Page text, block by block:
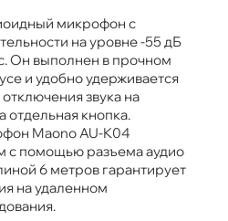
микрофон с
на уровне -55 дБ
Он выполнен в прочном
и удобно удерживается
звука на
отдельная кнопка.
Maono AU-K04
с помощью разъема аудио
6 метров гарантирует
на удаленном